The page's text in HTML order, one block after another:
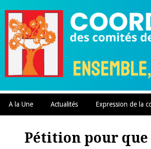
content
A la Une Actualités Expression de la
Pétition pour que